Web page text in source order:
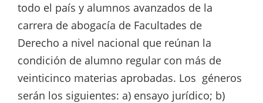
todo el país y alumnos avanzados de la
carrera de abogacía de Facultades de
Derecho a nivel nacional que reúnan la
condición de alumno regular con más de
veinticinco materias aprobadas. Los géneros
serán los siguientes: a) ensayo jurídico; b)